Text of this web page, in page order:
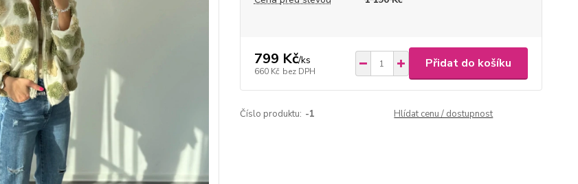
799 Kč/ks
660 Kč bez DPH
Přidat do košíku
Číslo produktu: -1 Hlídat cenu / dostupnost